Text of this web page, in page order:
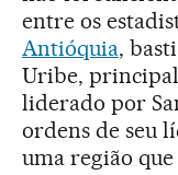
entre os
Antióquia,
Uribe,
liderado por
ordens de seu
uma região